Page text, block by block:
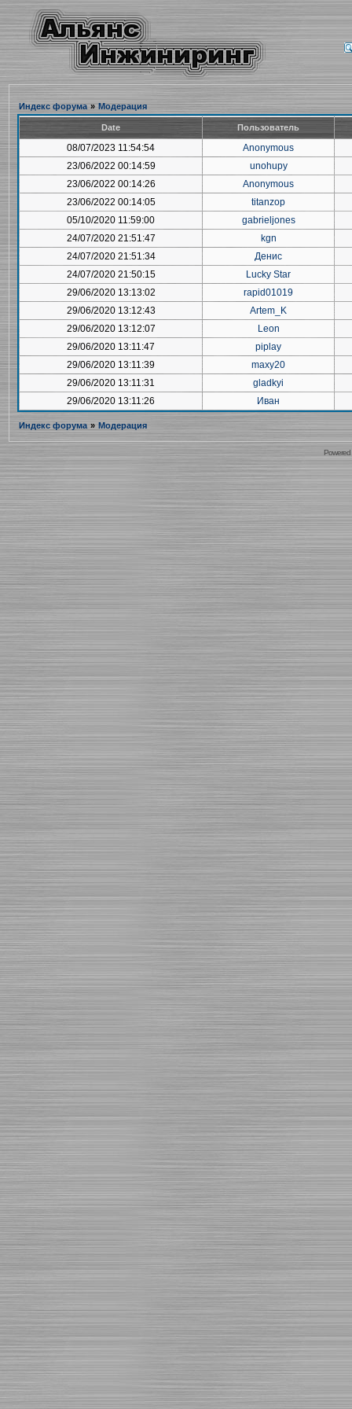
Индекс форума » Модерация
Date Пользователь
08/07/2023 11:54:54
Anonymous
23/06/2022 00:14:59
unohupy
23/06/2022 00:14:26
Anonymous
23/06/2022 00:14:05
titanzop
05/10/2020 11:59:00
gabrieljones
24/07/2020 21:51:47
kgn
24/07/2020 21:51:34
Денис
24/07/2020 21:50:15
Lucky Star
29/06/2020 13:13:02
rapid01019
29/06/2020 13:12:43
Artem_K
29/06/2020 13:12:07
Leon
29/06/2020 13:11:47
piplay
29/06/2020 13:11:39
maxy20
29/06/2020 13:11:31
gladkyi
29/06/2020 13:11:26
Иван
Индекс форума » Модерация